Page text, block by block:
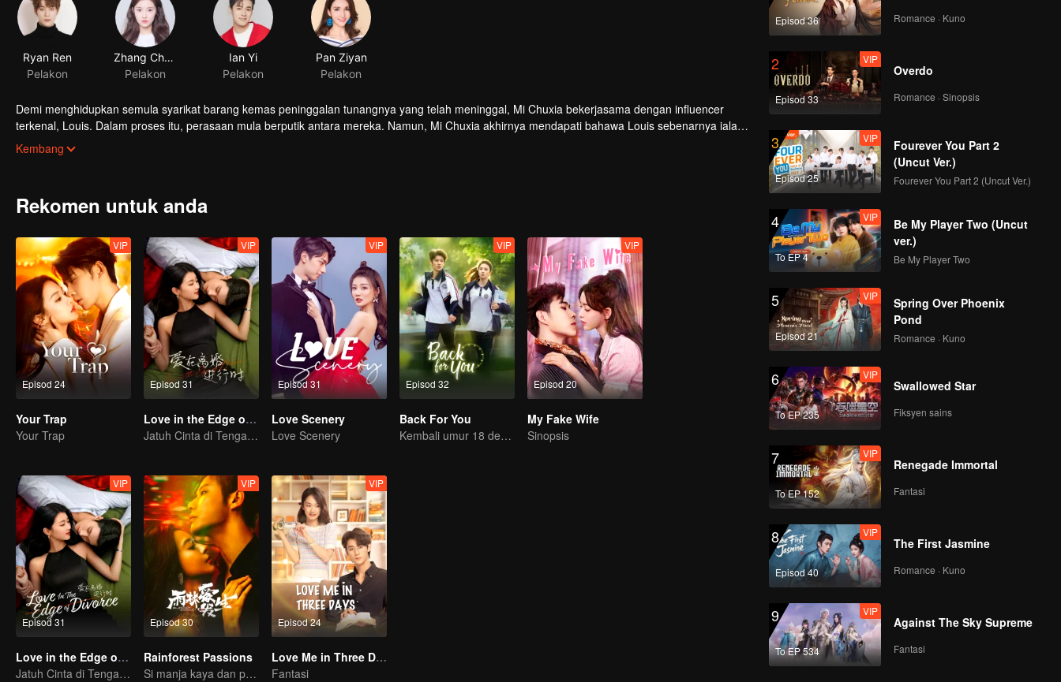
Ryan Ren
Pelakon
Zhang Chuhan
Pelakon
Ian Yi
Pelakon
Demi menghidupkan semula syarikat barang kemas peninggalan tunangnya yang telah meninggal, Mi Chuxia bekerjasama dengan influencer
terkenal, Louis. Dalam proses itu, perasaan mula berputik antara mereka. Namun, Mi Chuxia akhirnya mendapati bahawa Louis sebenarnya ialah
Tang Jingxing, tunangnya yang dikatakan telah meninggal tiga tahun lalu. Kebenaran tentang kemalangan tragis itu kini semakin terungkap.
Kembang
Rekomen untuk anda
Episod 24
VIP
Your Trap
Your Trap
Episod 31
VIP
Love in the Edge of Divorce
Jatuh Cinta di Tengah Perceraian
Episod 31
VIP
Love Scenery
Love Scenery
Episod 32
VIP
Back For You
Kembali umur 18 demi menyelamatkan cinta pertama!
Episod 20
VIP
My Fake Wife
Sinopsis
Episod 31
VIP
Love in the Edge of Divorce
Jatuh Cinta di Tengah Perceraian
Episod 30
VIP
Rainforest Passions
Si manja kaya dan pembunuh kasar temui penebusan bersama！
Episod 24
VIP
Love Me in Three Days
Fantasi
Episod 36 Romance · Kuno
2
Episod 33
VIP
Overdo
Romance · Sinopsis
3
Episod 25
VIP
Fourever You Part 2
(Uncut Ver.)
Fourever You Part 2 (Uncut Ver.)
4
To EP 4
VIP
Be My Player Two (Uncut
ver.)
Be My Player Two
5
Episod 21
VIP
Spring Over Phoenix
Pond
Romance · Kuno
6
To EP 235
VIP
Swallowed Star
Fiksyen sains
7
To EP 152
VIP
Renegade Immortal
Fantasi
8
Episod 40
VIP
The First Jasmine
Romance · Kuno
9
To EP 534
VIP
Against The Sky Supreme
Fantasi